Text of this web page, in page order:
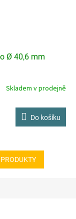
Ø 40,6 mm
Skladem v prodejně
Do košíku